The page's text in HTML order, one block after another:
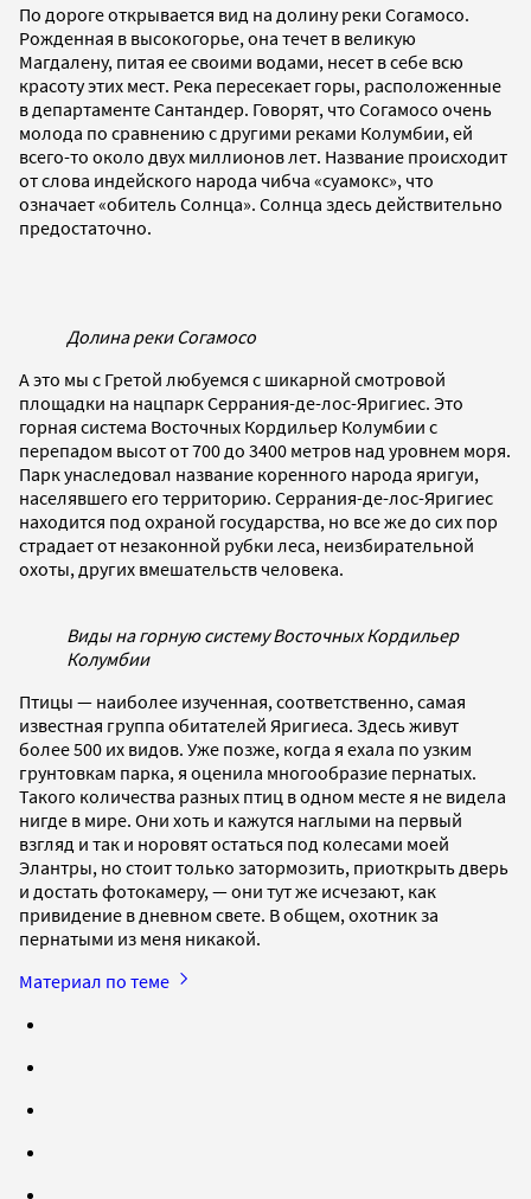
По дороге открывается вид на долину реки Согамосо.
Рожденная в высокогорье, она течет в великую
Магдалену, питая ее своими водами, несет в себе всю
красоту этих мест. Река пересекает горы, расположенные
в департаменте Сантандер. Говорят, что Согамосо очень
молода по сравнению с другими реками Колумбии, ей
всего-то около двух миллионов лет. Название происходит
от слова индейского народа чибча «суамокс», что
означает «обитель Солнца». Солнца здесь действительно
предостаточно.
Долина реки Согамосо
А это мы с Гретой любуемся с шикарной смотровой
площадки на нацпарк Серрания-де-лос-Яригиес. Это
горная система Восточных Кордильер Колумбии с
перепадом высот от 700 до 3400 метров над уровнем моря.
Парк унаследовал название коренного народа яригуи,
населявшего его территорию. Серрания-де-лос-Яригиес
находится под охраной государства, но все же до сих пор
страдает от незаконной рубки леса, неизбирательной
охоты, других вмешательств человека.
Виды на горную систему Восточных Кордильер
Колумбии
Птицы — наиболее изученная, соответственно, самая
известная группа обитателей Яригиеса. Здесь живут
более 500 их видов. Уже позже, когда я ехала по узким
грунтовкам парка, я оценила многообразие пернатых.
Такого количества разных птиц в одном месте я не видела
нигде в мире. Они хоть и кажутся наглыми на первый
взгляд и так и норовят остаться под колесами моей
Элантры, но стоит только затормозить, приоткрыть дверь
и достать фотокамеру, — они тут же исчезают, как
привидение в дневном свете. В общем, охотник за
пернатыми из меня никакой.
Материал по теме